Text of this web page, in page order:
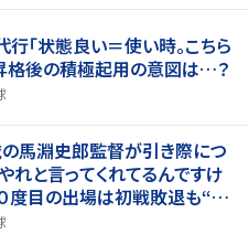
行「状態良い＝使い時。こちら
格後の積極起用の意図は…？
馬淵史郎監督が引き際につ
れと言ってくれてるんですけ
度目の出場は初戦敗退も“馬